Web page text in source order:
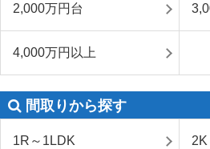
2,000万円台
4,000万円以上
間取りから探す
1R～1LDK